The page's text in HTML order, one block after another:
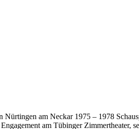
am Neckar 1975 – 1978
am Tübinger Zimmertheater,